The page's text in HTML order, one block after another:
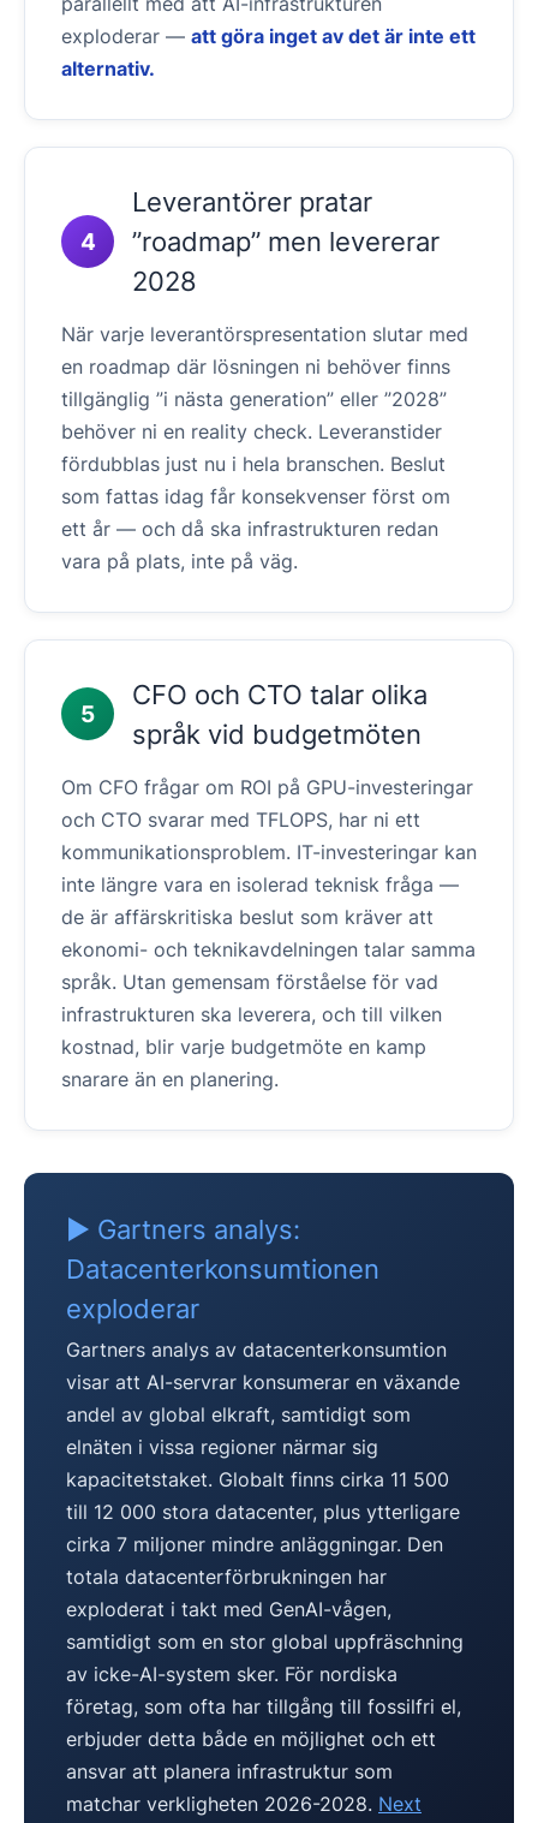
exploderar — att göra inget av det är inte ett
alternativ.
4
Leverantörer pratar
”roadmap” men levererar
2028
När varje leverantörspresentation slutar med
en roadmap där lösningen ni behöver finns
tillgänglig ”i nästa generation” eller ”2028”
behöver ni en reality check. Leveranstider
fördubblas just nu i hela branschen. Beslut
som fattas idag får konsekvenser först om
ett år — och då ska infrastrukturen redan
vara på plats, inte på väg.
5
CFO och CTO talar olika
språk vid budgetmöten
Om CFO frågar om ROI på GPU-investeringar
och CTO svarar med TFLOPS, har ni ett
kommunikationsproblem. IT-investeringar kan
inte längre vara en isolerad teknisk fråga —
de är affärskritiska beslut som kräver att
ekonomi- och teknikavdelningen talar samma
språk. Utan gemensam förståelse för vad
infrastrukturen ska leverera, och till vilken
kostnad, blir varje budgetmöte en kamp
snarare än en planering.
▶ Gartners analys:
Datacenterkonsumtionen
exploderar
Gartners analys av datacenterkonsumtion
visar att AI-servrar konsumerar en växande
andel av global elkraft, samtidigt som
elnäten i vissa regioner närmar sig
kapacitetstaket. Globalt finns cirka 11 500
till 12 000 stora datacenter, plus ytterligare
cirka 7 miljoner mindre anläggningar. Den
totala datacenterförbrukningen har
exploderat i takt med GenAI-vågen,
samtidigt som en stor global uppfräschning
av icke-AI-system sker. För nordiska
företag, som ofta har tillgång till fossilfri el,
erbjuder detta både en möjlighet och ett
ansvar att planera infrastruktur som
matchar verkligheten 2026-2028. Next